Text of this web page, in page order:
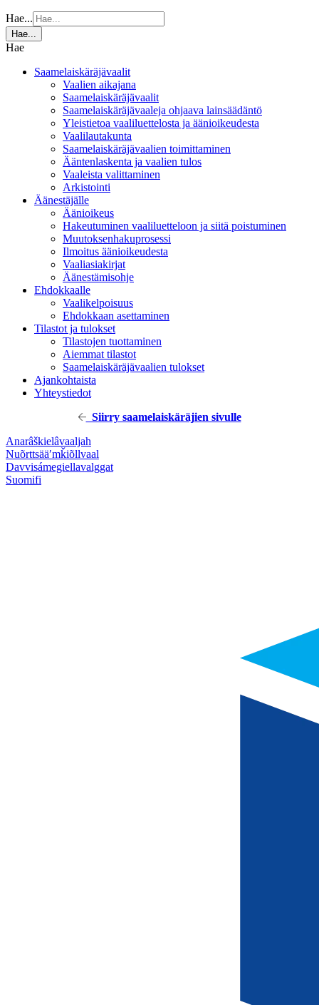
Hae...
Hae...
Hae
Saamelaiskäräjävaalit
Vaalien aikajana
Saamelaiskäräjävaalit
Saamelaiskäräjävaaleja ohjaava lainsäädäntö
Yleistietoa vaaliluettelosta ja äänioikeudesta
Vaalilautakunta
Saamelaiskäräjävaalien toimittaminen
Ääntenlaskenta ja vaalien tulos
Vaaleista valittaminen
Arkistointi
Äänestäjälle
Äänioikeus
Hakeutuminen vaaliluetteloon ja siitä poistuminen
Muutoksenhakuprosessi
Ilmoitus äänioikeudesta
Vaaliasiakirjat
Äänestämisohje
Ehdokkaalle
Vaalikelpoisuus
Ehdokkaan asettaminen
Tilastot ja tulokset
Tilastojen tuottaminen
Aiemmat tilastot
Saamelaiskäräjävaalien tulokset
Ajankohtaista
Yhteystiedot
Siirry saamelaiskäräjien sivulle
Anarâškielâvaaljah
Nuõrttsääʹmǩiõllvaal
Davvisámegiellavalggat
Suomifi